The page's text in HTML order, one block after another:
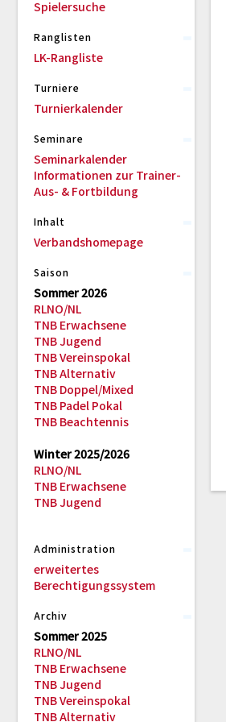
Spielersuche
Ranglisten
LK-Rangliste
Turniere
Turnierkalender
Seminare
Seminarkalender
Informationen zur Trainer-
Aus- & Fortbildung
Inhalt
Verbandshomepage
Saison
Sommer 2026
RLNO/NL
TNB Erwachsene
TNB Jugend
TNB Vereinspokal
TNB Alternativ
TNB Doppel/Mixed
TNB Padel Pokal
TNB Beachtennis
Winter 2025/2026
RLNO/NL
TNB Erwachsene
TNB Jugend
Administration
erweitertes
Berechtigungssystem
Archiv
Sommer 2025
RLNO/NL
TNB Erwachsene
TNB Jugend
TNB Vereinspokal
TNB Alternativ